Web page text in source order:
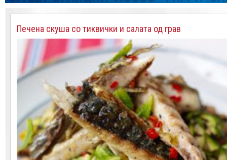
Печена скуша со тиквички и салата од грав